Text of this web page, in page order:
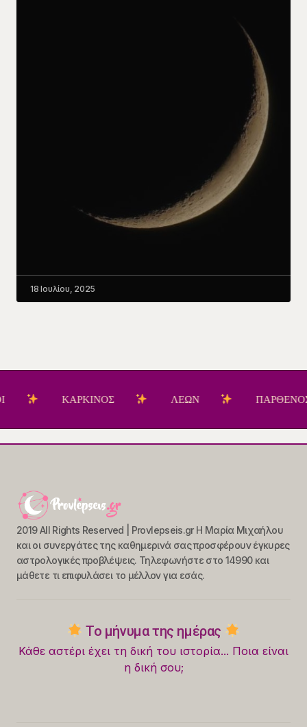
18 Ιουλίου, 2025
ΚΑΡΚΙΝΟΣ ΛΕΩΝ ΠΑΡΘΕΝΟΣ
2019 All Rights Reserved | Provlepseis.gr Η Μαρία Μιχαήλου
και οι συνεργάτες της καθημερινά σας προσφέρουν έγκυρες
αστρολογικές προβλέψεις. Τηλεφωνήστε στο 14990 και
μάθετε τι επιφυλάσει το μέλλον για εσάς.
Το μήνυμα της ημέρας
Κάθε αστέρι έχει τη δική του ιστορία... Ποια είναι
η δική σου;